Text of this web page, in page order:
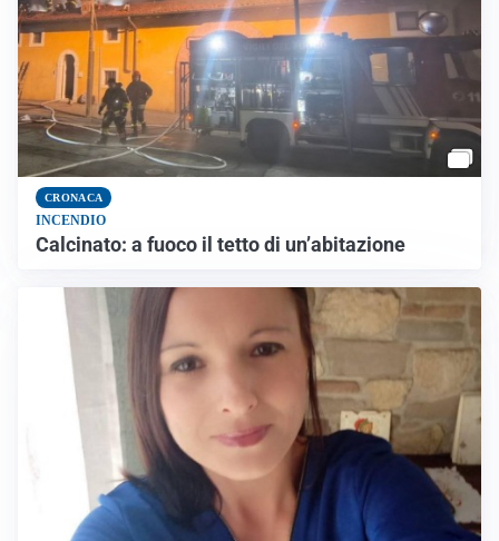
CRONACA
INCENDIO
Calcinato: a fuoco il tetto di un’abitazione